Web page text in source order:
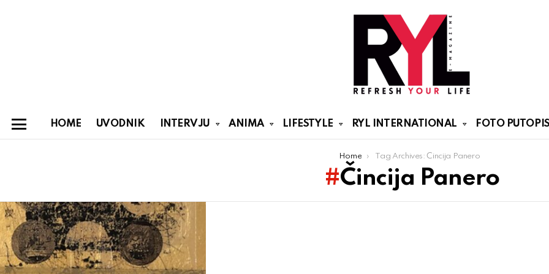
HOME UVODNIK INTERVJU ANIMA LIFESTYLE RYL INTERNATIONAL FOTO PUTOPISI
Home Tag Archives: Čincija Panero
Čincija Panero
Latest
stories